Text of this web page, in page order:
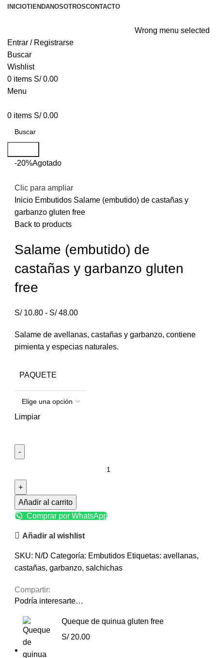
INICIOTIENDANOSOTROSCONTACTO
Wrong menu selected
Entrar / Registrarse
Buscar
Wishlist
0 items S/0.00
Menu
0 items S/0.00
-20%Agotado
Clic para ampliar
Inicio Embutidos Salame (embutido) de castañas y
garbanzo gluten free
Back to products
Salame (embutido) de
castañas y garbanzo gluten
free
S/10.80 - S/48.00
Salame de avellanas, castañas y garbanzo, contiene
pimienta y especias naturales.
PAQUETE
Limpiar
Añadir al carrito
Comprar por WhatsApp
Añadir al wishlist
SKU: N/D Categoría: Embutidos Etiquetas: avellanas,
castañas, garbanzo, salchichas
Compartir:
Podría interesarte…
Queque de quinua gluten free
S/20.00